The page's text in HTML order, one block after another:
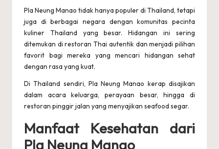
Pla Neung Manao tidak hanya populer di Thailand, tetapi
juga di berbagai negara dengan komunitas pecinta
kuliner Thailand yang besar. Hidangan ini sering
ditemukan di restoran Thai autentik dan menjadi pilihan
favorit bagi mereka yang mencari hidangan sehat
dengan rasa yang kuat.
Di Thailand sendiri, Pla Neung Manao kerap disajikan
dalam acara keluarga, perayaan besar, hingga di
restoran pinggir jalan yang menyajikan seafood segar.
Manfaat Kesehatan dari
Pla Neung Manao